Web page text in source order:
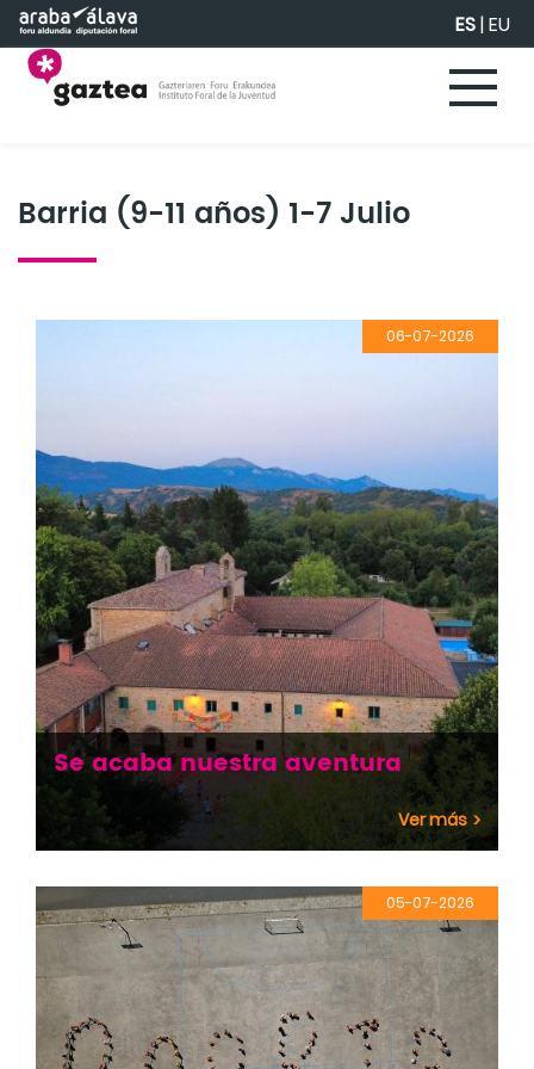
Saltar al contenido principal ES|EU
Barria (9-11 años) 1-7 Julio
06-07-2026
Se acaba nuestra aventura
Ver más
05-07-2026